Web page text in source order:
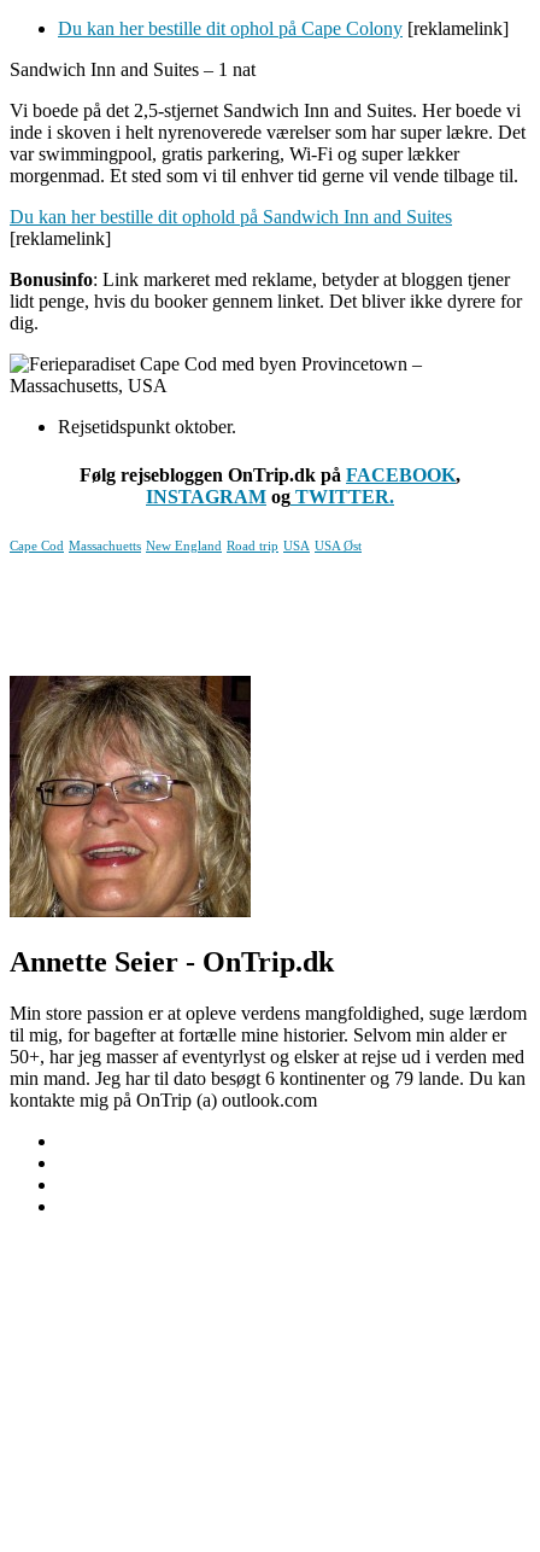
Du kan her bestille dit ophol på Cape Colony [reklamelink]
Sandwich Inn and Suites – 1 nat
Vi boede på det 2,5-stjernet Sandwich Inn and Suites. Her boede vi
inde i skoven i helt nyrenoverede værelser som har super lækre. Det
var swimmingpool, gratis parkering, Wi-Fi og super lækker
morgenmad. Et sted som vi til enhver tid gerne vil vende tilbage til.
Du kan her bestille dit ophold på Sandwich Inn and Suites
[reklamelink]
Bonusinfo: Link markeret med reklame, betyder at bloggen tjener
lidt penge, hvis du booker gennem linket. Det bliver ikke dyrere for
dig.
Rejsetidspunkt oktober.
Følg rejsebloggen OnTrip.dk på FACEBOOK,
INSTAGRAM og TWITTER.
Cape Cod Massachuetts New England Road trip USA USA Øst
Annette Seier - OnTrip.dk
Min store passion er at opleve verdens mangfoldighed, suge lærdom
til mig, for bagefter at fortælle mine historier. Selvom min alder er
50+, har jeg masser af eventyrlyst og elsker at rejse ud i verden med
min mand. Jeg har til dato besøgt 6 kontinenter og 79 lande. Du kan
kontakte mig på OnTrip (a) outlook.com